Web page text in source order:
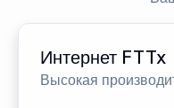
Интернет FTTx
Высокая